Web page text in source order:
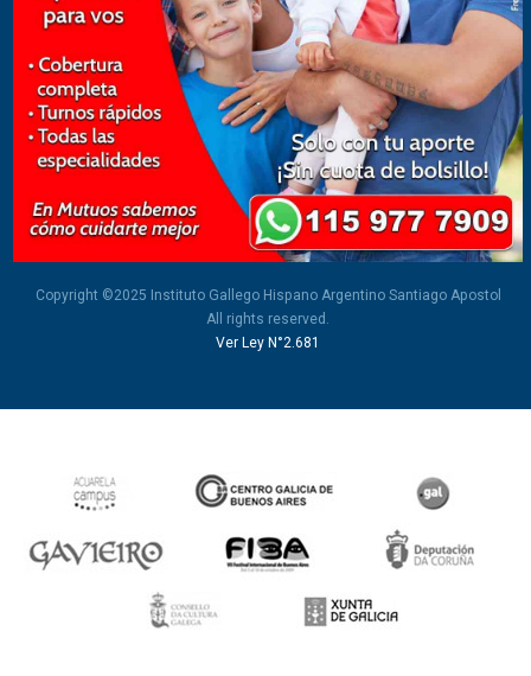
Copyright ©2025 Instituto Gallego Hispano Argentino Santiago Apostol
All rights reserved.
Ver Ley N°2.681